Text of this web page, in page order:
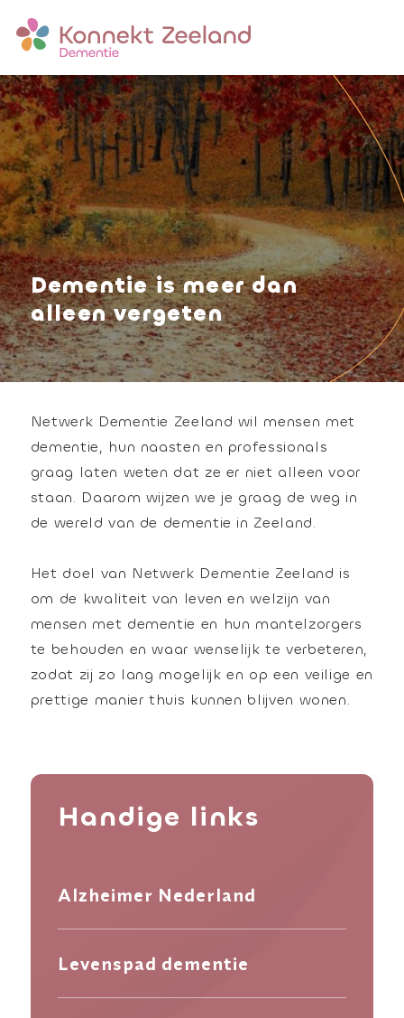
Dementie is meer dan
alleen vergeten
Netwerk Dementie Zeeland wil mensen met
dementie, hun naasten en professionals
graag laten weten dat ze er niet alleen voor
staan. Daarom wijzen we je graag de weg in
de wereld van de dementie in Zeeland.
Het doel van Netwerk Dementie Zeeland is
om de kwaliteit van leven en welzijn van
mensen met dementie en hun mantelzorgers
te behouden en waar wenselijk te verbeteren,
zodat zij zo lang mogelijk en op een veilige en
prettige manier thuis kunnen blijven wonen.
Handige links
Alzheimer Nederland
Levenspad dementie